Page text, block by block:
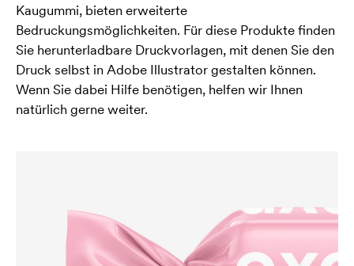
Kaugummi, bieten erweiterte
Bedruckungsmöglichkeiten. Für diese Produkte finden
Sie herunterladbare Druckvorlagen, mit denen Sie den
Druck selbst in Adobe Illustrator gestalten können.
Wenn Sie dabei Hilfe benötigen, helfen wir Ihnen
natürlich gerne weiter.